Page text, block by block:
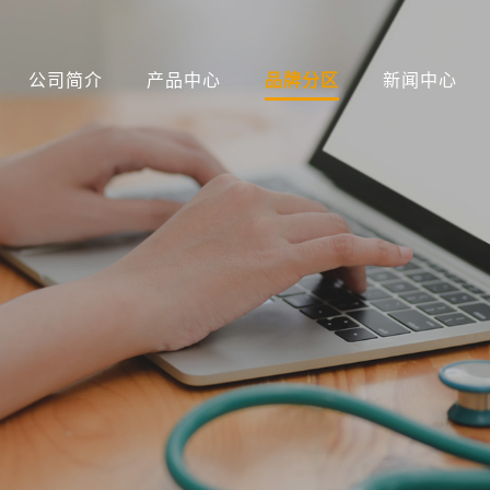
公司简介 产品中心 品牌分区 新闻中心